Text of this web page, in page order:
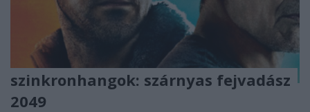
szinkronhangok: szárnyas fejvadász
2049